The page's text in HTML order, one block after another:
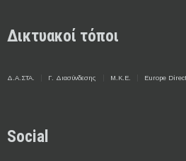
Δικτυακοί τόποι
Δ.Α.ΣΤΑ. Γ. Διασύνδεσης Μ.Κ.Ε. Europe Direct
Social